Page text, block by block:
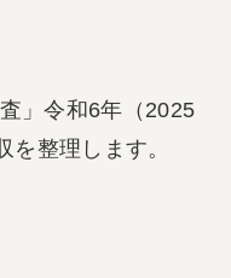
」令和6年（2025
整理します。